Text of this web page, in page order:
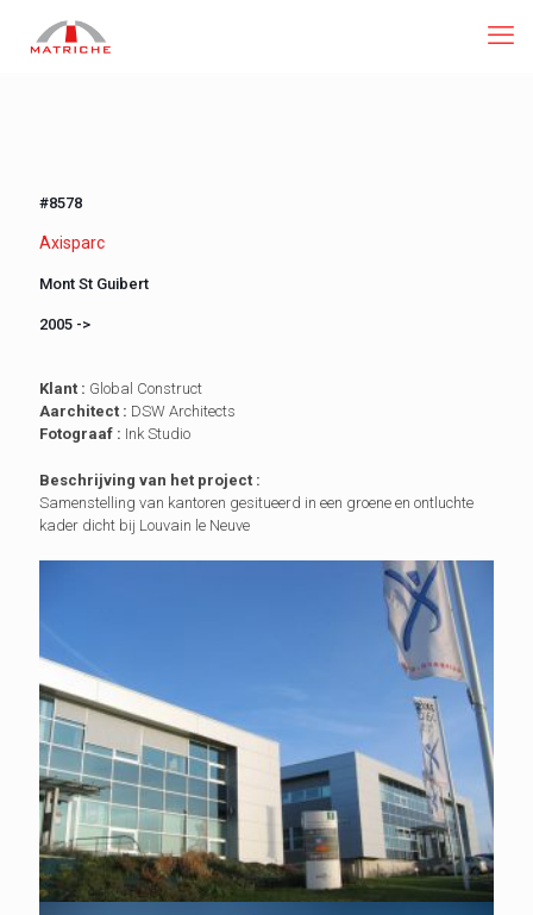
#8578
Axisparc
Mont St Guibert
2005 ->
Klant : Global Construct
Aarchitect : DSW Architects
Fotograaf : Ink Studio
Beschrijving van het project :
Samenstelling van kantoren gesitueerd in een groene en ontluchte
kader dicht bij Louvain le Neuve